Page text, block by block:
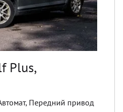
Plus,
, Передний привод